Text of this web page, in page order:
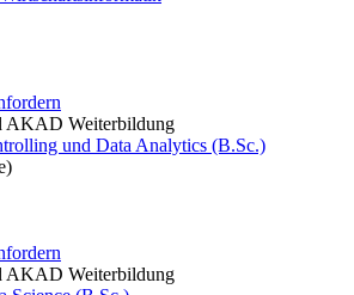
Weiterbildung
und Data Analytics (B.Sc.)
Weiterbildung